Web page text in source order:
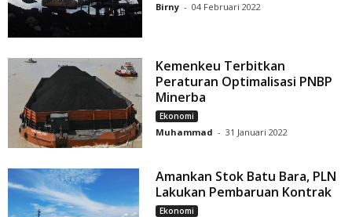
Birny - 04 Februari 2022
Kemenkeu Terbitkan
Peraturan Optimalisasi PNBP
Minerba
Ekonomi
Muhammad - 31 Januari 2022
Amankan Stok Batu Bara, PLN
Lakukan Pembaruan Kontrak
Ekonomi